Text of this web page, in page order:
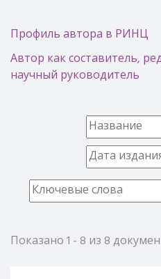
Профиль автора в РИНЦ
Автор как составитель,
научный руководитель
Показано 1 - 8 из 8